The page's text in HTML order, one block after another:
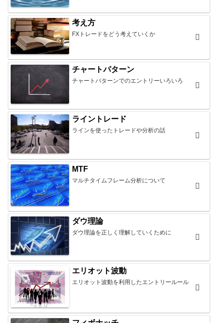
考え方
FXトレードをどう考えていくか
チャートパターン
チャートパターンでのエントリーいろいろ
ライントレード
ラインを使ったトレードや分析の話
MTF
マルチタイムフレーム分析について
ダウ理論
ダウ理論を正しく理解していくために
エリオット波動
エリオット波動を利用したエントリールール